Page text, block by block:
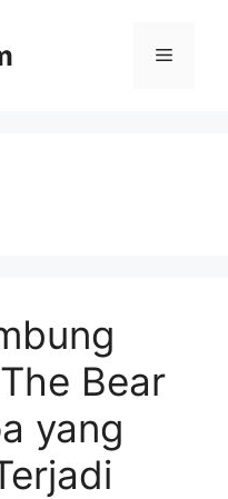
Menu
Bear
yang